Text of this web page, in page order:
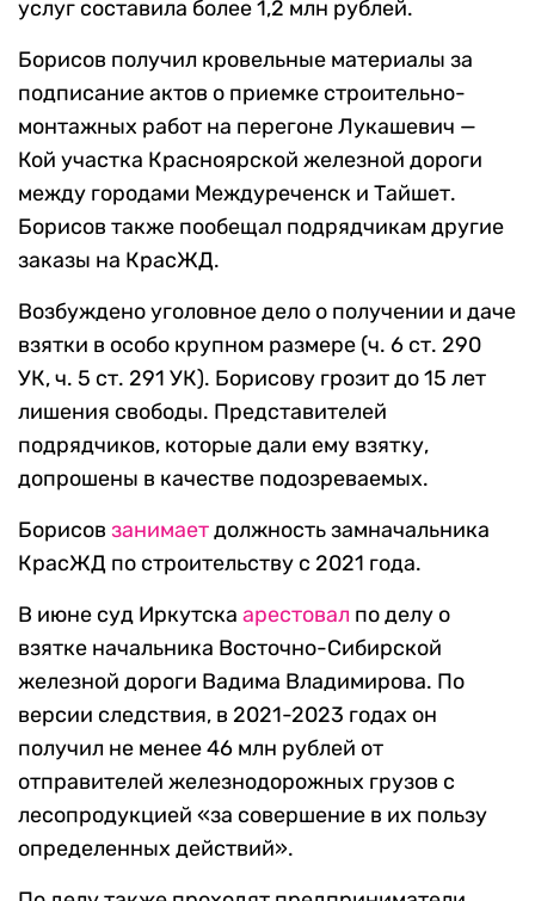
услуг составила более 1,2 млн рублей.
Борисов получил кровельные материалы за
подписание актов о приемке строительно-
монтажных работ на перегоне Лукашевич —
Кой участка Красноярской железной дороги
между городами Междуреченск и Тайшет.
Борисов также пообещал подрядчикам другие
заказы на КрасЖД.
Возбуждено уголовное дело о получении и даче
взятки в особо крупном размере (ч. 6 ст. 290
УК, ч. 5 ст. 291 УК). Борисову грозит до 15 лет
лишения свободы. Представителей
подрядчиков, которые дали ему взятку,
допрошены в качестве подозреваемых.
Борисов занимаетдолжность замначальника
КрасЖД по строительству с 2021 года.
В июне суд Иркутска арестовал по делу о
взятке начальника Восточно-Сибирской
железной дороги Вадима Владимирова. По
версии следствия, в 2021-2023 годах он
получил не менее 46 млн рублей от
отправителей железнодорожных грузов с
лесопродукцией «за совершение в их пользу
определенных действий».